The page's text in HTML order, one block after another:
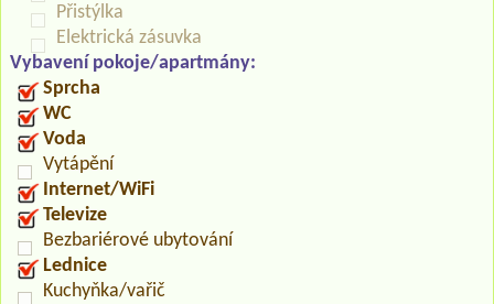
Přistýlka
Elektrická zásuvka
Vybavení pokoje/apartmány:
Sprcha
WC
Voda
Vytápění
Internet/WiFi
Televize
Bezbariérové ubytování
Lednice
Kuchyňka/vařič